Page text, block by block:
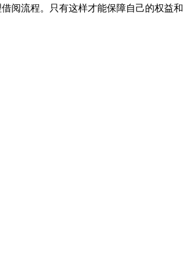
阅流程。只有这样才能保障自己的权益和